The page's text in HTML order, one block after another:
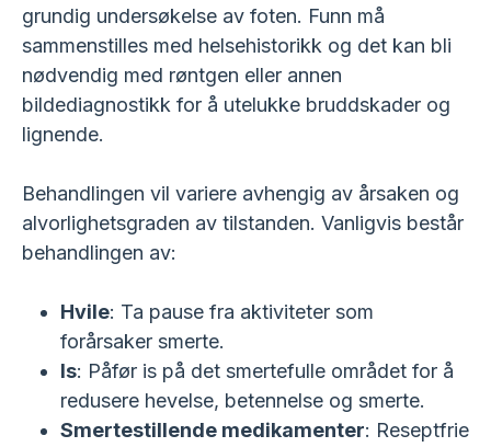
grundig undersøkelse av foten. Funn må
sammenstilles med helsehistorikk og det kan bli
nødvendig med røntgen eller annen
bildediagnostikk for å utelukke bruddskader og
lignende.
Behandlingen vil variere avhengig av årsaken og
alvorlighetsgraden av tilstanden. Vanligvis består
behandlingen av:
Hvile: Ta pause fra aktiviteter som
forårsaker smerte.
Is: Påfør is på det smertefulle området for å
redusere hevelse, betennelse og smerte.
Smertestillende medikamenter: Reseptfrie